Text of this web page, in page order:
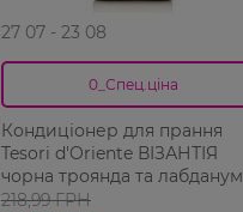
27 07 - 23 08
0_Спец.ціна
Кондиціонер для прання
Tesori d'Oriente ВІЗАНТІЯ
чорна троянда та лабданум
парфумований 760 мл
218,99 ГРН